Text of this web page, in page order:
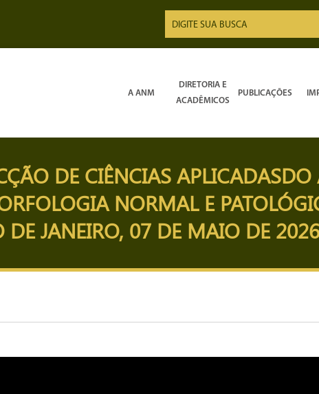
A ANM
DIRETORIA E
ACADÊMICOS
PUBLICAÇÕES
DE CIÊNCIAS
NORMAL E
DE JANEIRO, 07 DE MAIO DE